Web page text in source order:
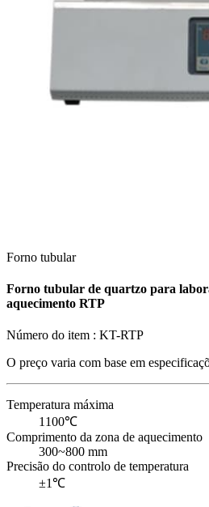
Forno tubular
Forno tubular de quartzo para
aquecimento RTP
Número do item : KT-RTP
O preço varia com base em
Temperatura máxima
1100℃
Comprimento da zona de aquecimento
300~800 mm
Precisão do controlo de temperatura
±1℃